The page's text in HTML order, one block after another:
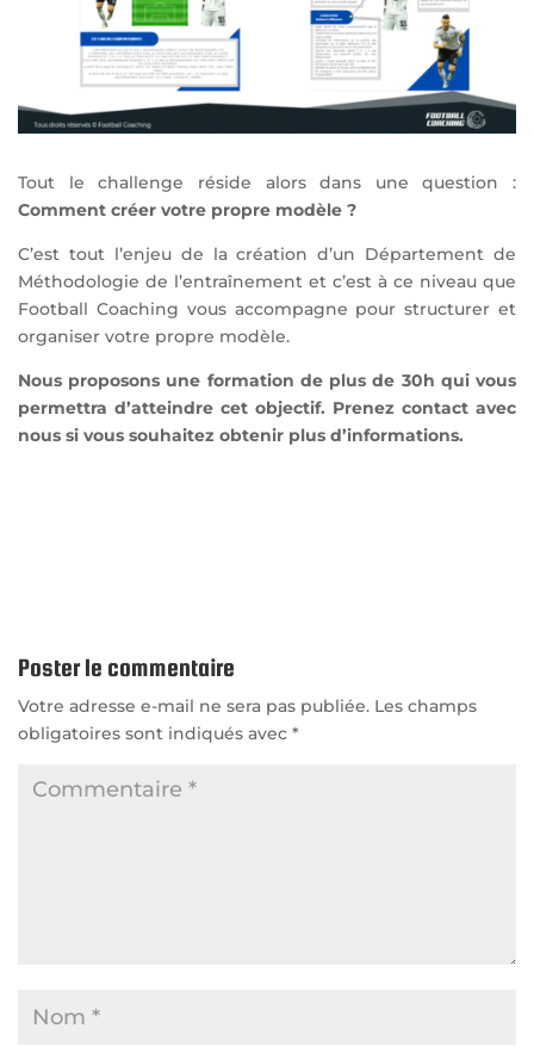
Tout le challenge réside alors dans une question :
Comment créer votre propre modèle ?
C’est tout l’enjeu de la création d’un Département de
Méthodologie de l’entraînement et c’est à ce niveau que
Football Coaching vous accompagne pour structurer et
organiser votre propre modèle.
Nous proposons une formation de plus de 30h qui vous
permettra d’atteindre cet objectif. Prenez contact avec
nous si vous souhaitez obtenir plus d’informations.
Poster le commentaire
Votre adresse e-mail ne sera pas publiée. Les champs
obligatoires sont indiqués avec *